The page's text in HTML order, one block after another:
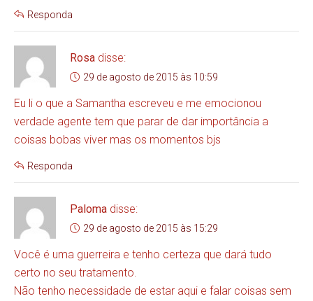
Responda
Rosa disse:
29 de agosto de 2015 às 10:59
Eu li o que a Samantha escreveu e me emocionou
verdade agente tem que parar de dar importância a
coisas bobas viver mas os momentos bjs
Responda
Paloma disse:
29 de agosto de 2015 às 15:29
Você é uma guerreira e tenho certeza que dará tudo
certo no seu tratamento.
Não tenho necessidade de estar aqui e falar coisas sem